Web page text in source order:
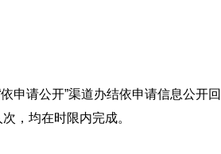
请公开”渠道办结依申请信息公开
，均在时限内完成。